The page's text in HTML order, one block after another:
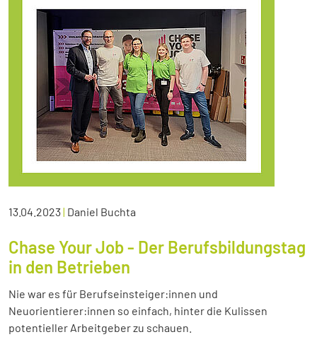
13.04.2023| Daniel Buchta
Chase Your Job - Der Berufsbildungstag
in den Betrieben
Nie war es für Berufseinsteiger:innen und
Neuorientierer:innen so einfach, hinter die Kulissen
potentieller Arbeitgeber zu schauen.